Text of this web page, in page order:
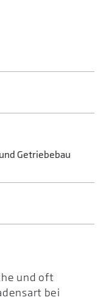
Getriebebau
und oft
bei